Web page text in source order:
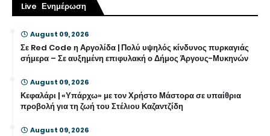
Live Ενημέρωση
August 09, 2026
Σε Red Code η Αργολίδα | Πολύ υψηλός κίνδυνος πυρκαγιάς
σήμερα – Σε αυξημένη επιφυλακή ο Δήμος Άργους-Μυκηνών
August 09, 2026
Κεφαλάρι | «Υπάρχω» με τον Χρήστο Μάστορα σε υπαίθρια
προβολή για τη ζωή του Στέλιου Καζαντζίδη
August 09, 2026